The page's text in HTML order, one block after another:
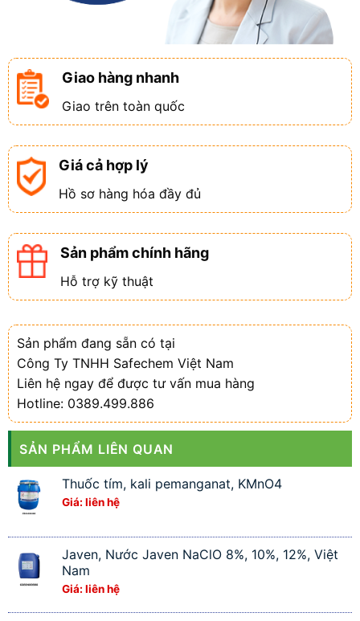
Giao hàng nhanh
Giao trên toàn quốc
Giá cả hợp lý
Hồ sơ hàng hóa đầy đủ
Sản phẩm chính hãng
Hỗ trợ kỹ thuật
Sản phẩm đang sẵn có tại
Công Ty TNHH Safechem Việt Nam
Liên hệ ngay để được tư vấn mua hàng
Hotline: 0389.499.886
SẢN PHẨM LIÊN QUAN
Thuốc tím, kali pemanganat, KMnO4
Giá: liên hệ
Javen, Nước Javen NaClO 8%, 10%, 12%, Việt
Nam
Giá: liên hệ